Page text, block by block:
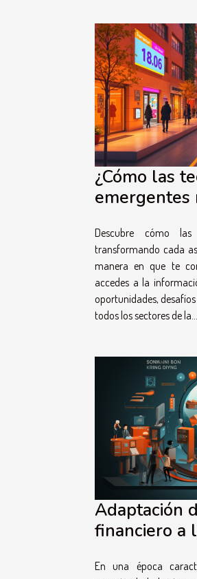
¿Cómo las
emergentes
Descubre cómo las
transformando cada
manera en que te
accedes a la
oportunidades,
todos los sectores de la...
Adaptación
financiero a
En una época